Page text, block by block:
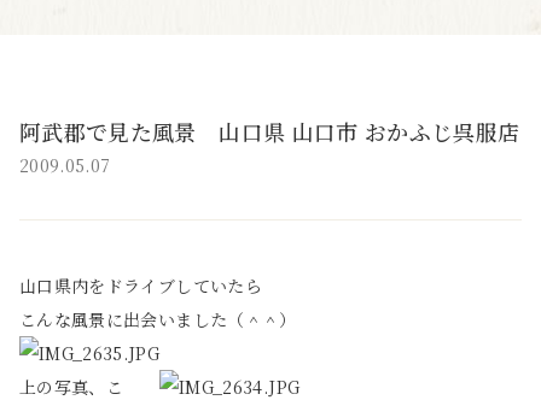
阿武郡で見た風景 山口県 山口市 おかふじ呉服店
2009.05.07
山口県内をドライブしていたら
こんな風景に出会いました（＾＾）
上の写真、こ